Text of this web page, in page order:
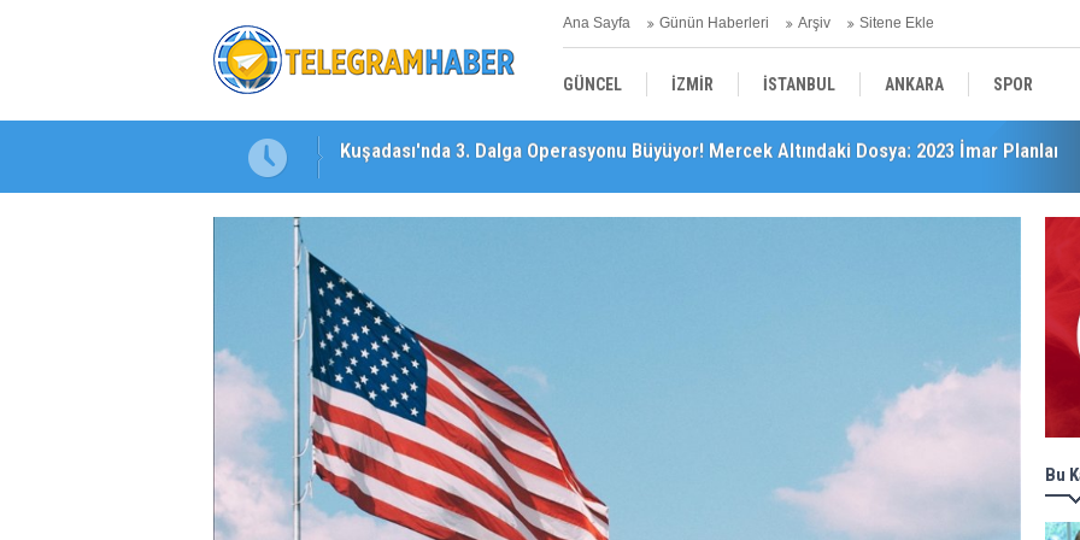
Ana Sayfa Günün Haberleri Arşiv Sitene Ekle
GÜNCEL İZMİR İSTANBUL ANKARA SPOR
YEREL SAĞLIK EKONOMİ POLİTİKA
İzmirli Firmadan Avrupa’da Önemli Başarı
Bu